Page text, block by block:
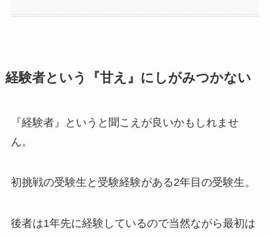
経験者という『甘え』にしがみつかない
『経験者』というと聞こえが良いかもしれませ
ん。
初挑戦の受験生と受験経験がある2年目の受験生。
後者は1年先に経験しているので当然ながら最初は